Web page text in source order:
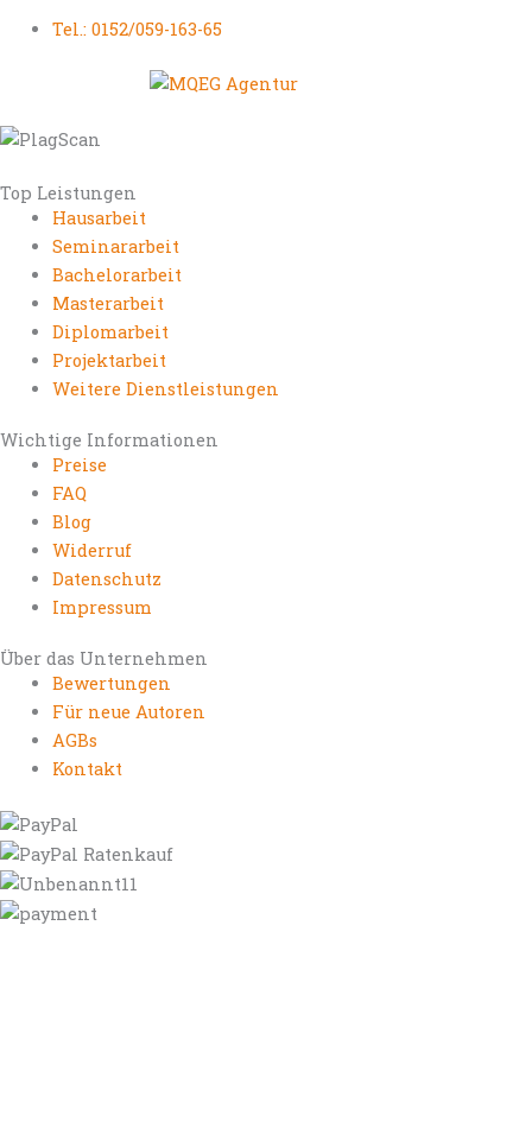
Tel.: 0152/059-163-65
Top Leistungen
Hausarbeit
Seminararbeit
Bachelorarbeit
Masterarbeit
Diplomarbeit
Projektarbeit
Weitere Dienstleistungen
Wichtige Informationen
Preise
FAQ
Blog
Widerruf
Datenschutz
Impressum
Über das Unternehmen
Bewertungen
Für neue Autoren
AGBs
Kontakt